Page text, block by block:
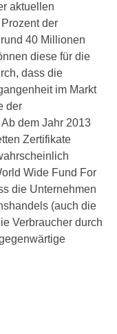
aktuellen
der
40 Millionen
diese für die
dass die
im Markt
der
dem Jahr 2013
Zertifikate
Wide Fund For
die Unternehmen
(auch die
Verbraucher durch